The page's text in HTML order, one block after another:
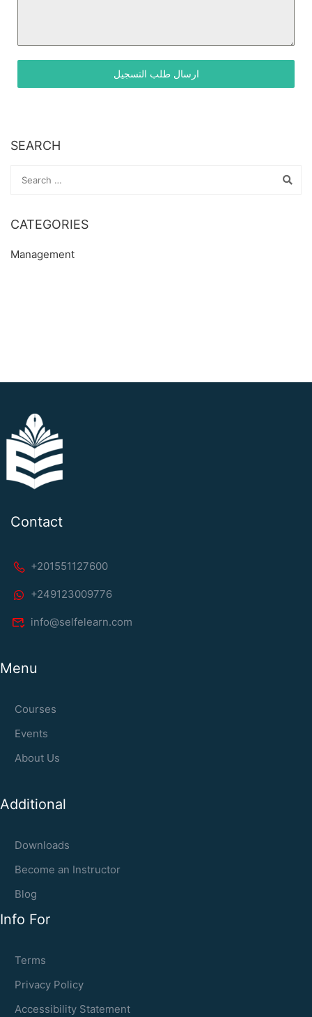
ارسال طلب التسجيل
SEARCH
CATEGORIES
Management
Contact
+201551127600
+249123009776
info@selfelearn.com
Menu
Courses
Events
About Us
Additional
Downloads
Become an Instructor
Blog
Info For
Terms
Privacy Policy
Accessibility Statement